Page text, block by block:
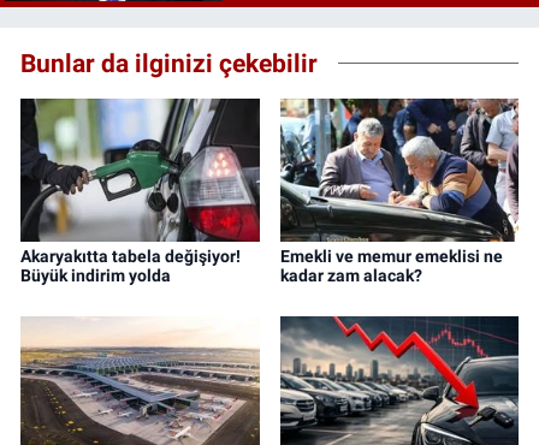
Bunlar da ilginizi çekebilir
Akaryakıtta tabela değişiyor!
Büyük indirim yolda
Emekli ve memur emeklisi ne
kadar zam alacak?